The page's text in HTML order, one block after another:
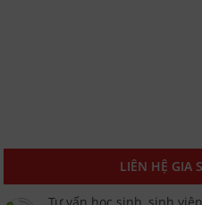
LIÊN HỆ GIA
Tư vấn học sinh, sinh viên